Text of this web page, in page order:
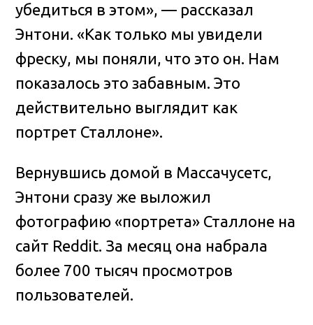
убедиться в этом», — рассказал
Энтони. «Как только мы увидели
фреску, мы поняли, что это он. Нам
показалось это забавным. Это
действительно выглядит как
портрет Сталлоне».
Вернувшись домой в Массачусетс,
Энтони сразу же выложил
фотографию «портрета» Сталлоне на
сайт Reddit. За месяц она набрала
более 700 тысяч просмотров
пользователей.